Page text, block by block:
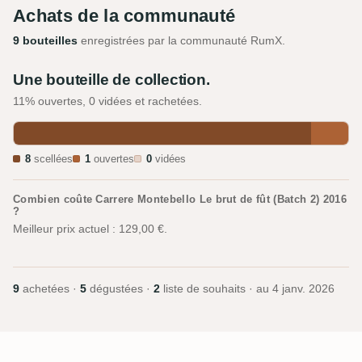
Achats de la communauté
9 bouteilles enregistrées par la communauté RumX.
Une bouteille de collection.
11% ouvertes, 0 vidées et rachetées.
8 scellées 1 ouvertes 0 vidées
Combien coûte Carrere Montebello Le brut de fût (Batch 2) 2016
?
Meilleur prix actuel : 129,00 €.
9 achetées · 5 dégustées · 2 liste de souhaits · au 4 janv. 2026